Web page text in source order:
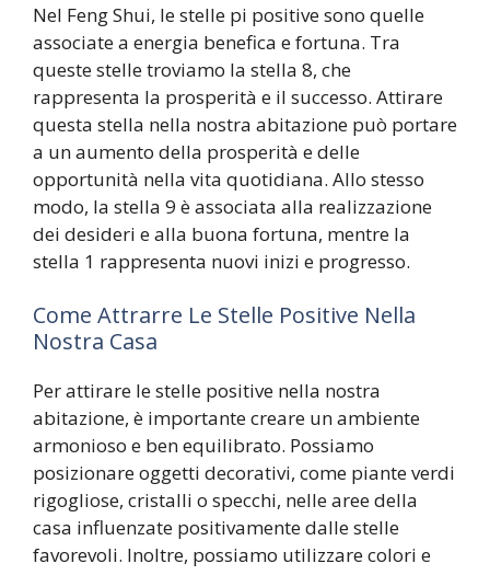
Nel Feng Shui, le stelle pi positive sono quelle
associate a energia benefica e fortuna. Tra
queste stelle troviamo la stella 8, che
rappresenta la prosperità e il successo. Attirare
questa stella nella nostra abitazione può portare
a un aumento della prosperità e delle
opportunità nella vita quotidiana. Allo stesso
modo, la stella 9 è associata alla realizzazione
dei desideri e alla buona fortuna, mentre la
stella 1 rappresenta nuovi inizi e progresso.
Come Attrarre Le Stelle Positive Nella
Nostra Casa
Per attirare le stelle positive nella nostra
abitazione, è importante creare un ambiente
armonioso e ben equilibrato. Possiamo
posizionare oggetti decorativi, come piante verdi
rigogliose, cristalli o specchi, nelle aree della
casa influenzate positivamente dalle stelle
favorevoli. Inoltre, possiamo utilizzare colori e